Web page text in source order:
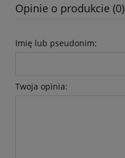
Opinie o produkcie (0)
Imię lub pseudonim:
Twoja opinia: